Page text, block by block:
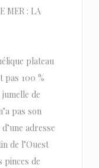
MER : LA
plateau
pas 100 %
de
pas son
adresse
de l’Ouest
pinces de